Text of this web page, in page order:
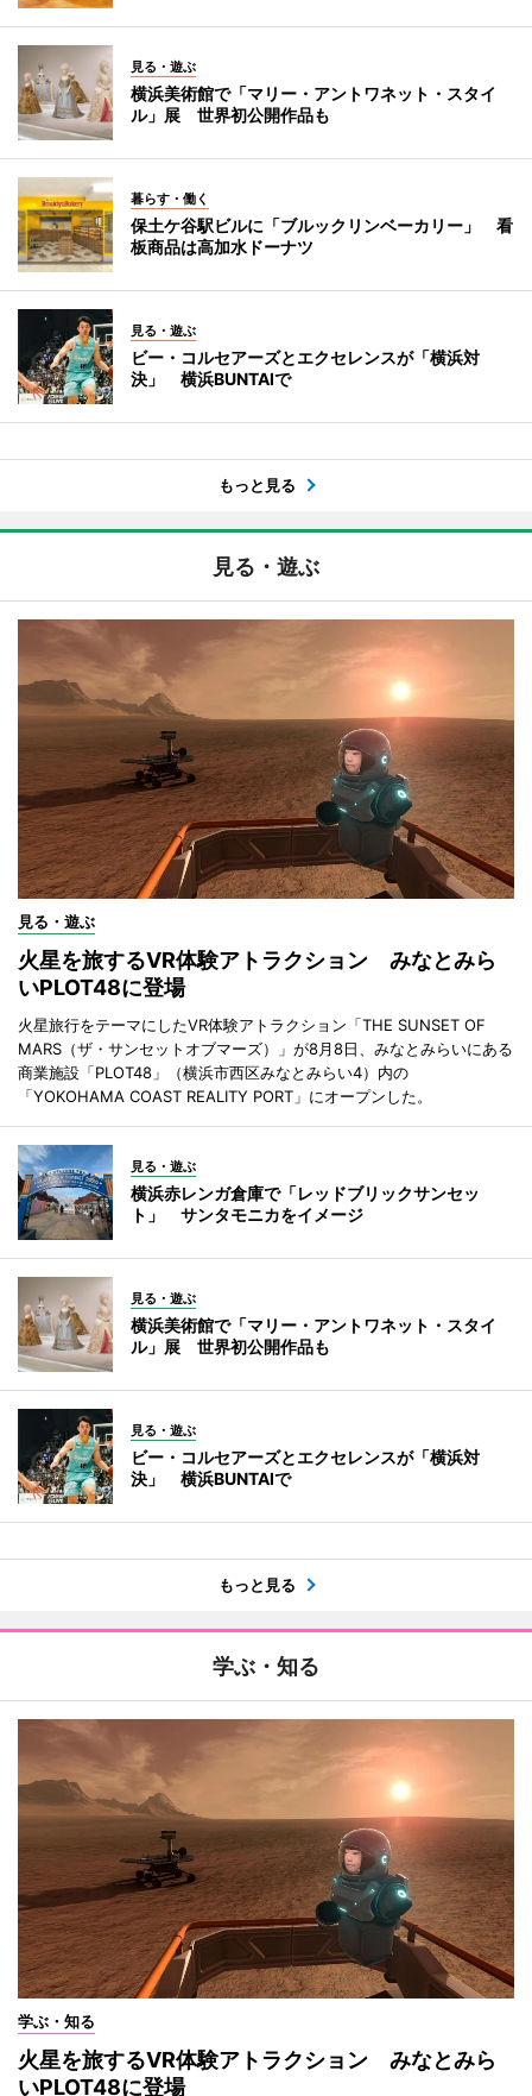
見る・遊ぶ
横浜美術館で「マリー・アントワネット・スタイ
ル」展 世界初公開作品も
暮らす・働く
保土ケ谷駅ビルに「ブルックリンベーカリー」 看
板商品は高加水ドーナツ
見る・遊ぶ
ビー・コルセアーズとエクセレンスが「横浜対
決」 横浜BUNTAIで
もっと見る
見る・遊ぶ
見る・遊ぶ
火星を旅するVR体験アトラクション みなとみら
いPLOT48に登場
火星旅行をテーマにしたVR体験アトラクション「THE SUNSET OF
MARS（ザ・サンセットオブマーズ）」が8月8日、みなとみらいにある
商業施設「PLOT48」（横浜市西区みなとみらい4）内の
「YOKOHAMA COAST REALITY PORT」にオープンした。
見る・遊ぶ
横浜赤レンガ倉庫で「レッドブリックサンセッ
ト」 サンタモニカをイメージ
見る・遊ぶ
横浜美術館で「マリー・アントワネット・スタイ
ル」展 世界初公開作品も
見る・遊ぶ
ビー・コルセアーズとエクセレンスが「横浜対
決」 横浜BUNTAIで
もっと見る
学ぶ・知る
学ぶ・知る
火星を旅するVR体験アトラクション みなとみら
いPLOT48に登場